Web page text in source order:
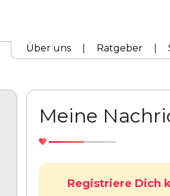
Über uns Ratgeber
Meine
Registriere Dich